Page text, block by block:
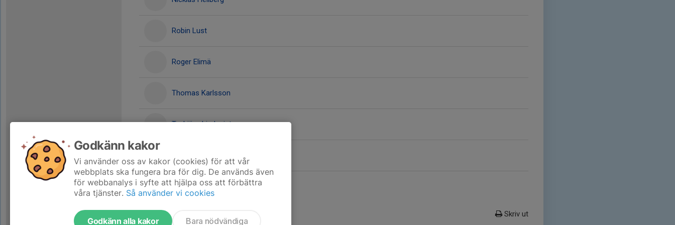
Robin Lust
Roger Elimä
Thomas Karlsson
Torbjörn Lindquist
Skriv ut
Godkänn kakor
Vi använder oss av kakor (cookies) för att vår
webbplats ska fungera bra för dig. De används även
för webbanalys i syfte att hjälpa oss att förbättra
våra tjänster. Så använder vi cookies
Godkänn alla kakor Bara nödvändiga